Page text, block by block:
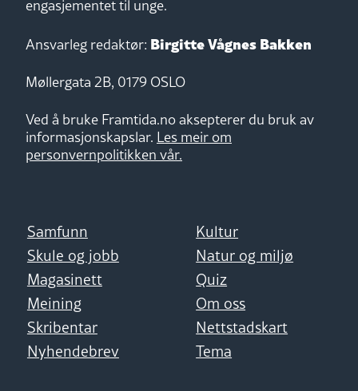
engasjementet til unge.
Ansvarleg redaktør: Birgitte Vågnes Bakken
Møllergata 2B, 0179 OSLO
Ved å bruke Framtida.no aksepterer du bruk av
informasjonskapslar. Les meir om
personvernpolitikken vår.
Samfunn
Kultur
Skule og jobb
Natur og miljø
Magasinett
Quiz
Meining
Om oss
Skribentar
Nettstadskart
Nyhendebrev
Tema